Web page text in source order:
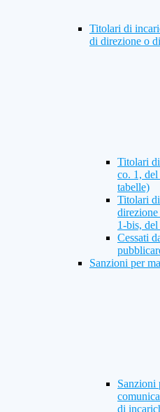
Titolari di
di direzione o
Titolari
co. 1,
tabelle)
Titolari
1-bis,
Cessati
Sanzioni per
Sanzioni
di